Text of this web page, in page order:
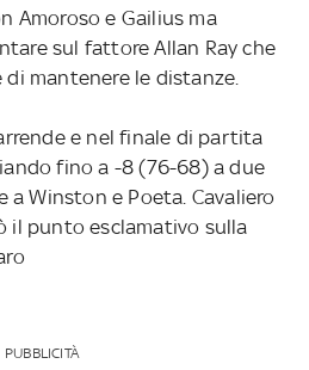
Amoroso e Gailius ma
sul fattore Allan Ray che
mantenere le distanze.
e nel finale di partita
fino a -8 (76-68) a due
Winston e Poeta. Cavaliero
il punto esclamativo sulla
PUBBLICITÀ